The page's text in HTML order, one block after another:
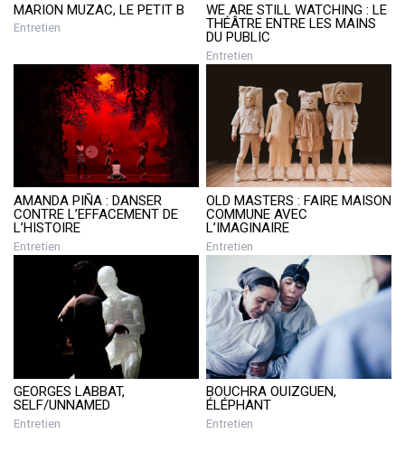
MARION MUZAC, LE PETIT B
Entretien
WE ARE STILL WATCHING : LE
THÉÂTRE ENTRE LES MAINS
DU PUBLIC
Entretien
AMANDA PIÑA : DANSER
CONTRE L’EFFACEMENT DE
L’HISTOIRE
Entretien
OLD MASTERS : FAIRE MAISON
COMMUNE AVEC
L’IMAGINAIRE
Entretien
GEORGES LABBAT,
SELF/UNNAMED
Entretien
BOUCHRA OUIZGUEN,
ÉLÉPHANT
Entretien